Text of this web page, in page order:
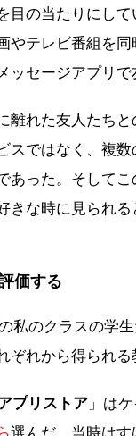
目の当たりにし
やテレビ番組を
ッセージアプリで
離れた友人たち
スではなく、複
あった。そして
きな時に見られ
価する
私のクラスの学
ぞれから得られる
プリストア 」は